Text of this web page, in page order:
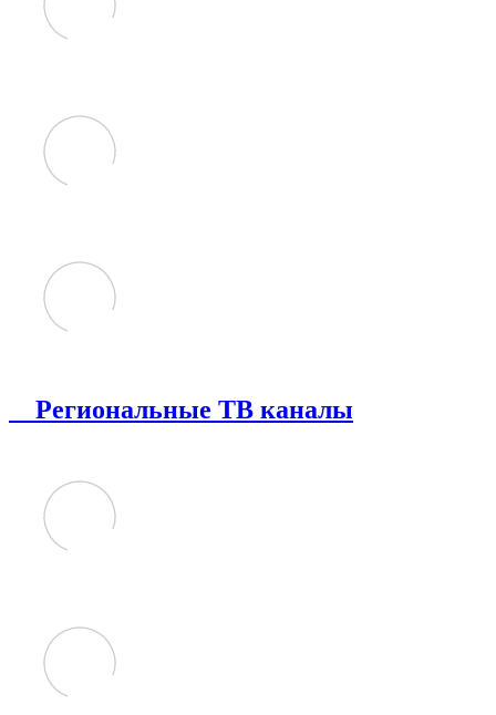
Региональные ТВ каналы